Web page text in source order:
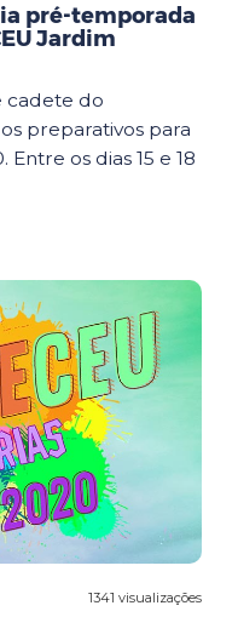
pré-temporada
Jardim
cadete do
preparativos para
os dias 15 e 18
1341 visualizações